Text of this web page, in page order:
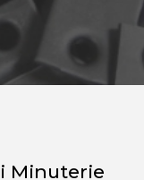
Minuterie